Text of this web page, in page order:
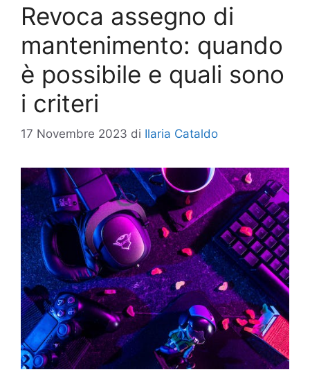
Revoca assegno di
mantenimento: quando
è possibile e quali sono
i criteri
17 Novembre 2023 di Ilaria Cataldo